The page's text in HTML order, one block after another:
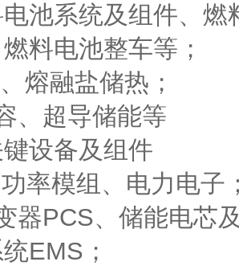
池系统及组件、
料电池整车等；
熔融盐储热；
、超导储能等
设备及组件
率模组、电力电子
器PCS、储能电芯
EMS；